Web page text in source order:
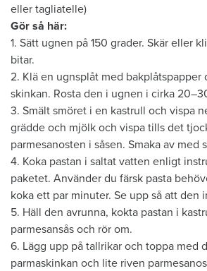
eller tagliatelle)
Gör så här:
1. Sätt ugnen på 150 grader. Skär eller
bitar.
2. Klä en ugnsplåt med bakplåtspapper
skinkan. Rosta den i ugnen i cirka
3. Smält smöret i en kastrull och vispa
grädde och mjölk och vispa tills det
parmesanosten i såsen. Smaka av med
4. Koka pastan i saltat vatten ­enligt
paketet. Använder du färsk ­pasta
koka ett par minuter. Se upp så att den
5. Häll den avrunna, kokta pastan i
parmesansås och rör om.
6. Lägg upp på tallrikar och toppa med
parmaskinkan och lite riven